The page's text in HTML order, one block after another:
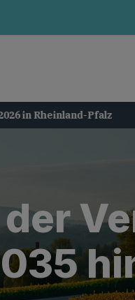
Rheinland-Pfalz